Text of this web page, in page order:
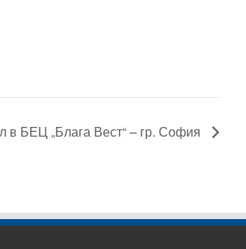
в БЕЦ „Блага Вест“ – гр. София